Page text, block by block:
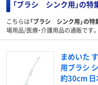
「ブラシ シンク用」の特
こちらは「ブラシ シンク用」の特
場用品/医療・介護用品の通販です。
まめいた
用ブラシ
約30cm 日